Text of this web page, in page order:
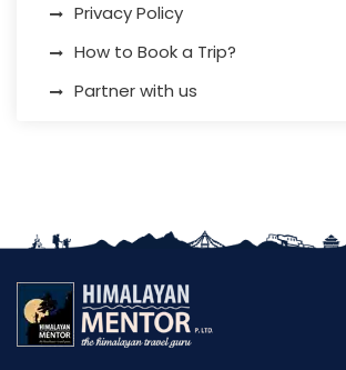
Privacy Policy
How to Book a Trip?
Partner with us